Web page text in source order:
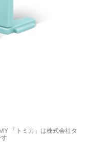
「トミカ」は株式会社タ